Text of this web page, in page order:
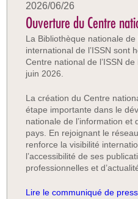
2026/06/26
Ouverture du Centre
La Bibliothèque nationale
international de l’ISSN sont
Centre national de l’ISSN
juin 2026.
La création du Centre
étape importante dans le
nationale de l’information et
pays. En rejoignant le
renforce la visibilité
l’accessibilité de ses
professionnelles et
Lire le communiqué de